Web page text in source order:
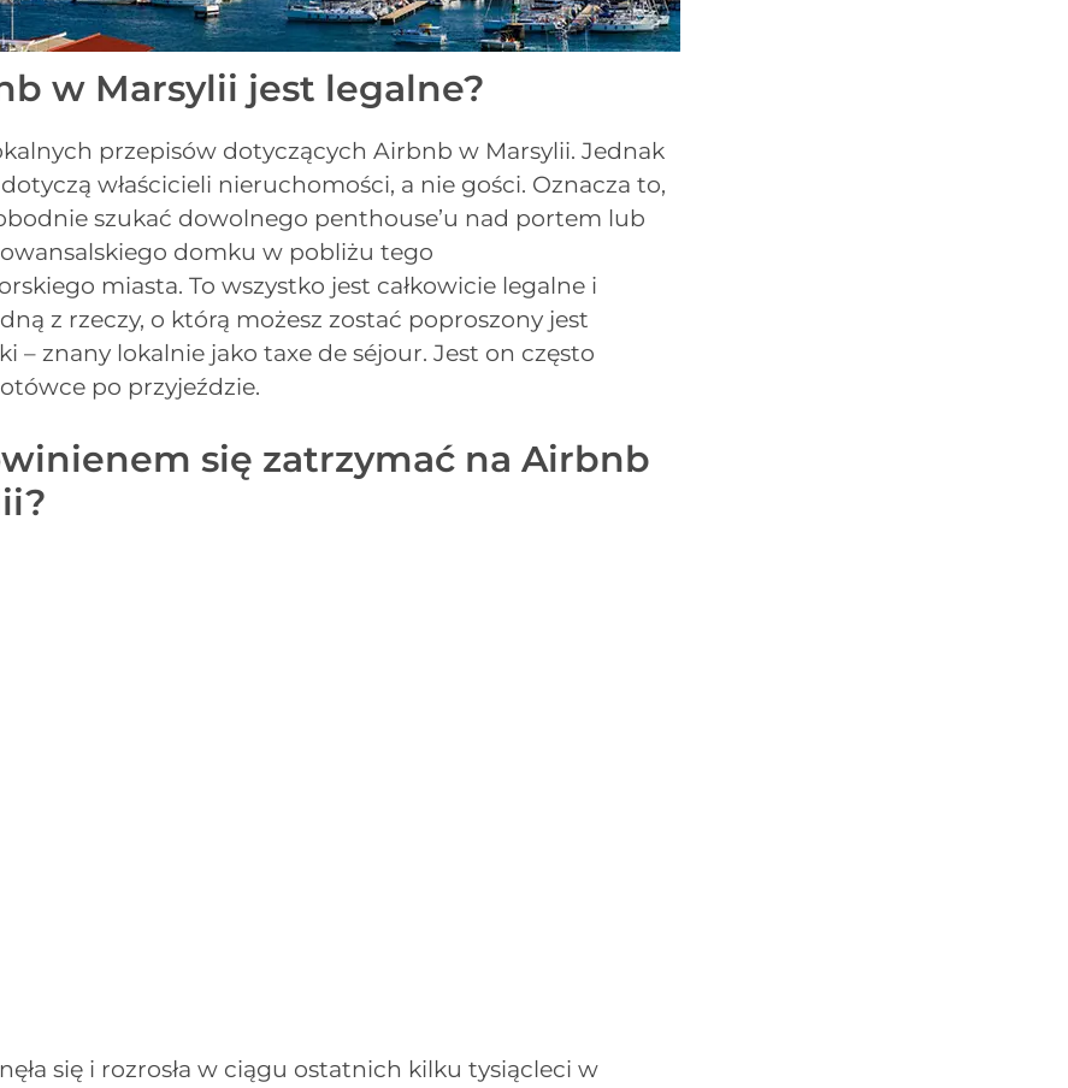
w Marsylii jest legalne?
przepisów dotyczących Airbnb w Marsylii. Jednak
właścicieli nieruchomości, a nie gości. Oznacza to,
szukać dowolnego penthouse’u nad portem lub
domku w pobliżu tego
miasta. To wszystko jest całkowicie legalne i
z rzeczy, o którą możesz zostać poproszony jest
– znany lokalnie jako taxe de séjour. Jest on często
po przyjeździe.
się zatrzymać na Airbnb
się i rozrosła w ciągu ostatnich kilku tysiącleci w